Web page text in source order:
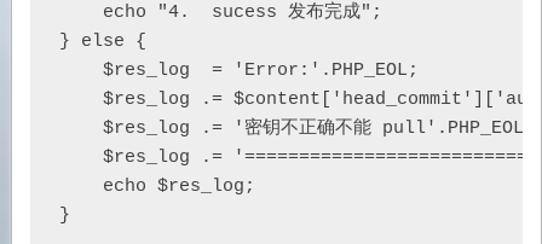
    echo "4.  sucess 发布完成";
} else {
    $res_log  = 'Error:'.PHP_EOL;
$res_log .=
    $res_log .= '密钥不正确不能 pull'.PHP_EOL;
$res_log .=
    echo $res_log;
}